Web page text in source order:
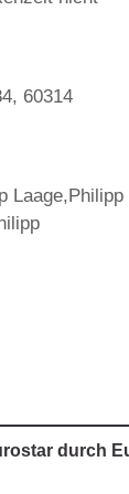
60314
Laage,Philipp
durch